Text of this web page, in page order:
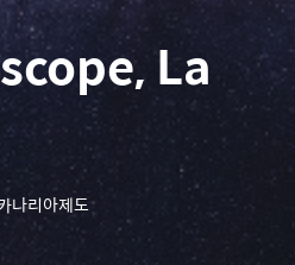
La
나리아제도